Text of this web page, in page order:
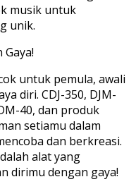
musik untuk
unik.
untuk pemula, awali
diri. CDJ-350, DJM-
40, dan produk
setiamu dalam
dan berkreasi.
alat yang
dirimu dengan gaya!